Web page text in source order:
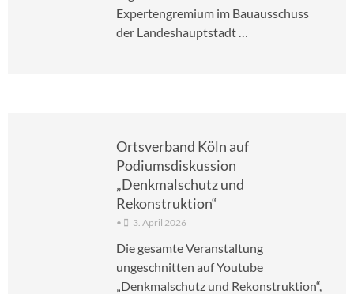
Expertengremium im Bauausschuss
der Landeshauptstadt …
Ortsverband Köln auf
Podiumsdiskussion
„Denkmalschutz und
Rekonstruktion“
• 3. April 2026
Die gesamte Veranstaltung
ungeschnitten auf Youtube
„Denkmalschutz und Rekonstruktion“,